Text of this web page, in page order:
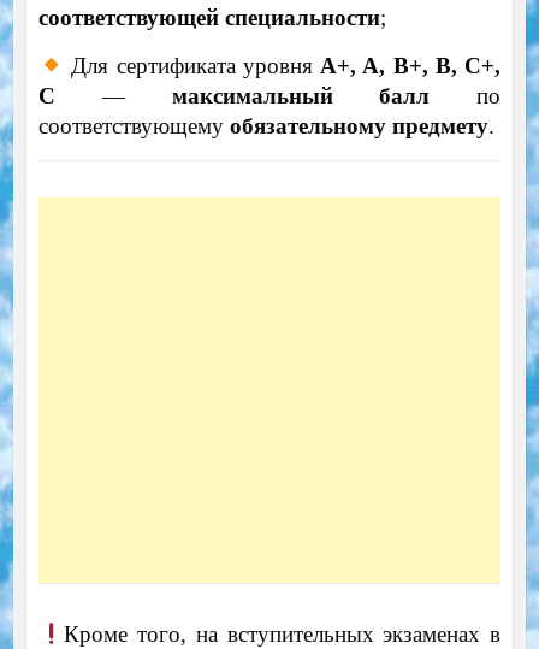
соответствующей специальности;
Для сертификата уровня A+, A, B+, B, C+,
C — максимальный балл по
соответствующему обязательному предмету.
Кроме того, на вступительных экзаменах в